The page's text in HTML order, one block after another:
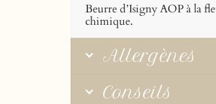
Beurre d’Isigny AOP à la
chimique.
Allergènes
Conseils